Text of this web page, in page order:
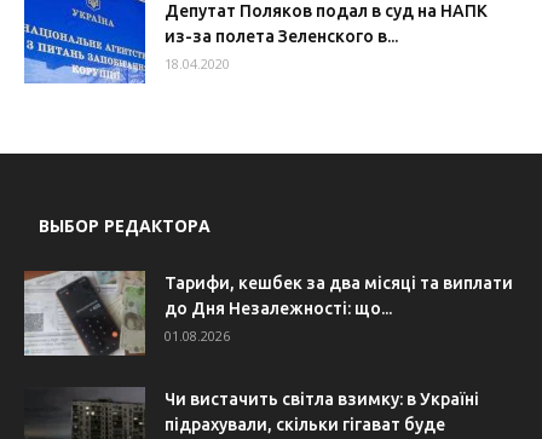
Депутат Поляков подал в суд на НАПК
из-за полета Зеленского в...
18.04.2020
ВЫБОР РЕДАКТОРА
Тарифи, кешбек за два місяці та виплати
до Дня Незалежності: що...
01.08.2026
Чи вистачить світла взимку: в Україні
підрахували, скільки гігават буде